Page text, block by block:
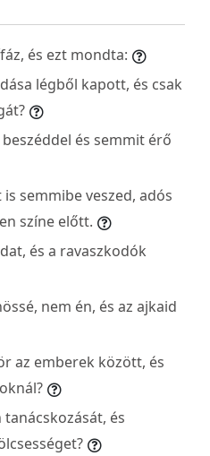
és ezt mondta:
légből kapott, és csak
és semmit érő
semmibe veszed, adós
színe előtt.
és a ravaszkodók
nem én, és az ajkaid
az emberek között, és
és